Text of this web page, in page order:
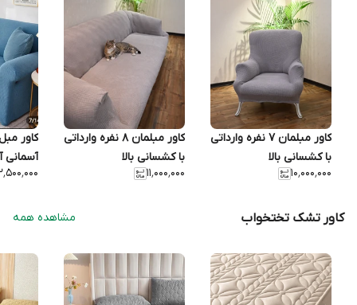
کاور مبلمان ۷ نفره وارداتی
با کشسانی بالا
۱۰٬۰۰۰٬۰۰۰
کاور مبلمان ۸ نفره وارداتی
با کشسانی بالا
۱۱٬۰۰۰٬۰۰۰
آسمانی
مدل Jersey فروش تکی
کاور تشک تختخواب مشاهده همه